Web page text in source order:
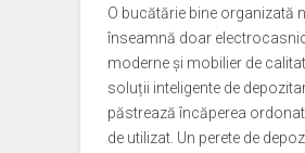
O bucătărie bine organizată
înseamnă doar
moderne și mobilier de
soluții inteligente de
păstrează încăperea
de utilizat. Un perete de